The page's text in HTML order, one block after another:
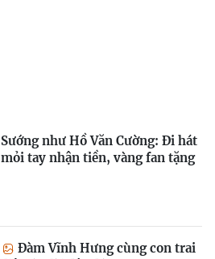
Sướng như Hồ Văn Cường: Đi hát
mỏi tay nhận tiền, vàng fan tặng
Đàm Vĩnh Hưng cùng con trai